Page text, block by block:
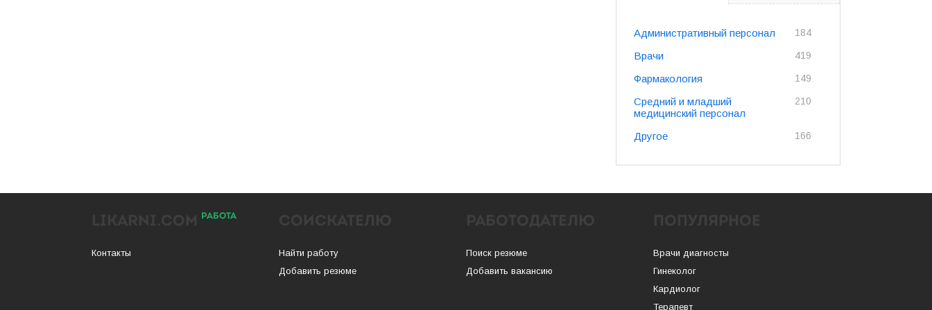
Административный персонал 184
Врачи 419
Фармакология 149
Средний и младший
медицинский персонал
210
Другое 166
РАБОТА
Контакты
Найти работу
Добавить резюме
Поиск резюме
Добавить вакансию
Врачи диагносты
Гинеколог
Кардиолог
Терапевт